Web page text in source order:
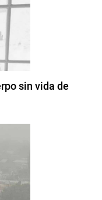
sin vida de